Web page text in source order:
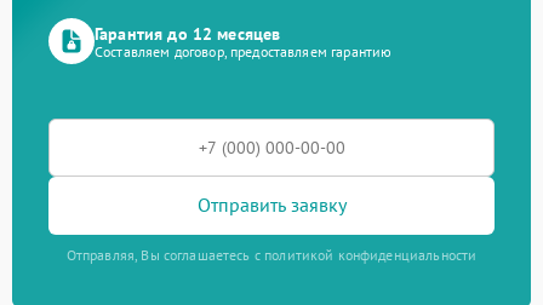
Гарантия до 12 месяцев
Составляем договор, предоставляем гарантию
Отправить заявку
Отправляя, Вы соглашаетесь с политикой конфиденциальности